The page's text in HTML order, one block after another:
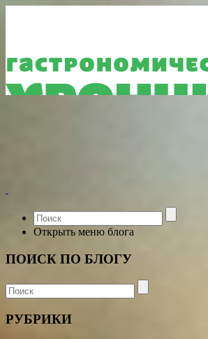
Открыть меню блога
ПОИСК ПО БЛОГУ
РУБРИКИ